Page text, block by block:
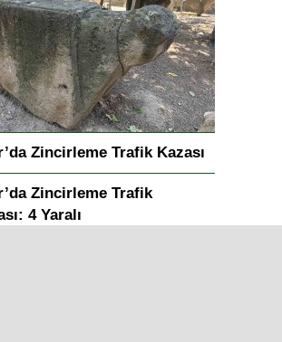
Zincirleme Trafik Kazası
Zincirleme Trafik
4 Yaralı